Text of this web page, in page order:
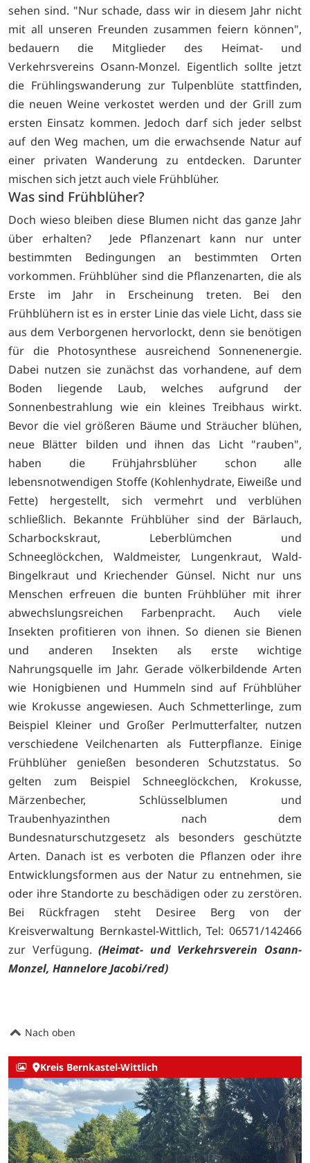
sehen sind. "Nur schade, dass wir in diesem Jahr nicht
mit all unseren Freunden zusammen feiern können",
bedauern die Mitglieder des Heimat- und
Verkehrsvereins Osann-Monzel. Eigentlich sollte jetzt
die Frühlingswanderung zur Tulpenblüte stattfinden,
die neuen Weine verkostet werden und der Grill zum
ersten Einsatz kommen. Jedoch darf sich jeder selbst
auf den Weg machen, um die erwachsende Natur auf
einer privaten Wanderung zu entdecken. Darunter
mischen sich jetzt auch viele Frühblüher.
Was sind Frühblüher?
Doch wieso bleiben diese Blumen nicht das ganze Jahr
über erhalten? Jede Pflanzenart kann nur unter
bestimmten Bedingungen an bestimmten Orten
vorkommen. Frühblüher sind die Pflanzenarten, die als
Erste im Jahr in Erscheinung treten. Bei den
Frühblühern ist es in erster Linie das viele Licht, dass sie
aus dem Verborgenen hervorlockt, denn sie benötigen
für die Photosynthese ausreichend Sonnenenergie.
Dabei nutzen sie zunächst das vorhandene, auf dem
Boden liegende Laub, welches aufgrund der
Sonnenbestrahlung wie ein kleines Treibhaus wirkt.
Bevor die viel größeren Bäume und Sträucher blühen,
neue Blätter bilden und ihnen das Licht "rauben",
haben die Frühjahrsblüher schon alle
lebensnotwendigen Stoffe (Kohlenhydrate, Eiweiße und
Fette) hergestellt, sich vermehrt und verblühen
schließlich. Bekannte Frühblüher sind der Bärlauch,
Scharbockskraut, Leberblümchen und
Schneeglöckchen, Waldmeister, Lungenkraut, Wald-
Bingelkraut und Kriechender Günsel. Nicht nur uns
Menschen erfreuen die bunten Frühblüher mit ihrer
abwechslungsreichen Farbenpracht. Auch viele
Insekten profitieren von ihnen. So dienen sie Bienen
und anderen Insekten als erste wichtige
Nahrungsquelle im Jahr. Gerade völkerbildende Arten
wie Honigbienen und Hummeln sind auf Frühblüher
wie Krokusse angewiesen. Auch Schmetterlinge, zum
Beispiel Kleiner und Großer Perlmutterfalter, nutzen
verschiedene Veilchenarten als Futterpflanze. Einige
Frühblüher genießen besonderen Schutzstatus. So
gelten zum Beispiel Schneeglöckchen, Krokusse,
Märzenbecher, Schlüsselblumen und
Traubenhyazinthen nach dem
Bundesnaturschutzgesetz als besonders geschützte
Arten. Danach ist es verboten die Pflanzen oder ihre
Entwicklungsformen aus der Natur zu entnehmen, sie
oder ihre Standorte zu beschädigen oder zu zerstören.
Bei Rückfragen steht Desiree Berg von der
Kreisverwaltung Bernkastel-Wittlich, Tel: 06571/142466
zur Verfügung.(Heimat- und Verkehrsverein Osann-
Monzel, Hannelore Jacobi/red)
Nach oben
Kreis Bernkastel-Wittlich